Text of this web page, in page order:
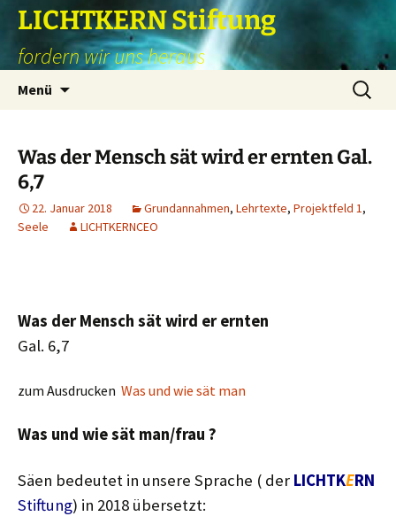
Zum
Inhalt
springen
LICHTKERN Stiftung
fordern wir uns heraus
Menü
Suchen
nach:
Was der Mensch sät wird er ernten Gal.
6,7
22. Januar 2018 Grundannahmen, Lehrtexte, Projektfeld 1,
Seele
LICHTKERNCEO
Was der Mensch sät wird er ernten
Gal. 6,7
zum Ausdrucken Was und wie sät man
Was und wie sät man/frau ?
Säen bedeutet in unsere Sprache ( der LICHTKERN
Stiftung) in 2018 übersetzt: